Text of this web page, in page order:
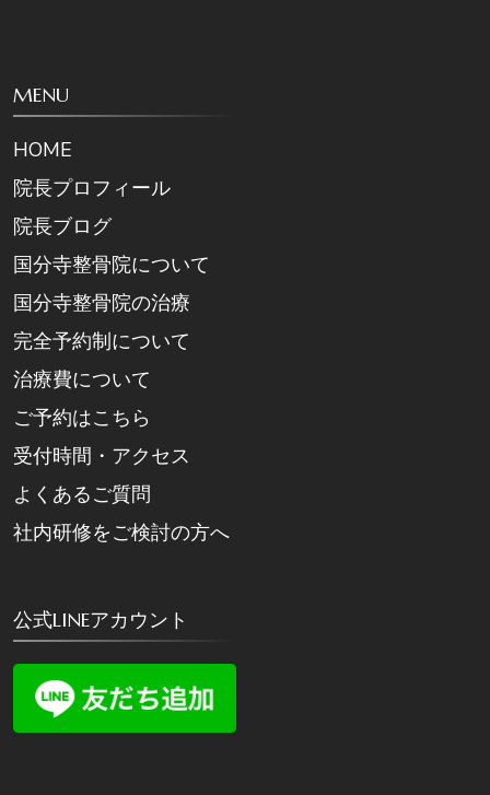
MENU
HOME
院長プロフィール
院長ブログ
国分寺整骨院について
国分寺整骨院の治療
完全予約制について
治療費について
ご予約はこちら
受付時間・アクセス
よくあるご質問
社内研修をご検討の方へ
公式LINEアカウント